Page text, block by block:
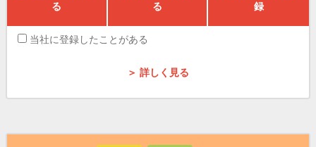
る
る
録
当社に登録したことがある
＞ 詳しく見る